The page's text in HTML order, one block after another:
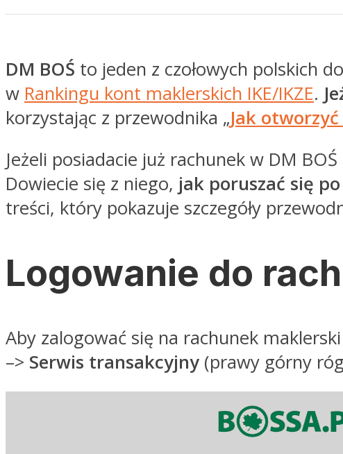
DM BOŚ to jeden z czołowych polskich
w Rankingu kont maklerskich IKE/IKZE.
korzystając z przewodnika „Jak
Jeżeli posiadacie już rachunek w DM
Dowiecie się z niego, jak poruszać się
treści, który pokazuje szczegóły
Logowanie do
Aby zalogować się na rachunek
–> Serwis transakcyjny (prawy górny